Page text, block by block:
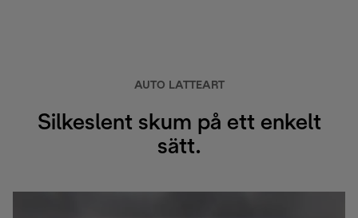
AUTO LATTEART
Silkeslent skum på ett enkelt
sätt.